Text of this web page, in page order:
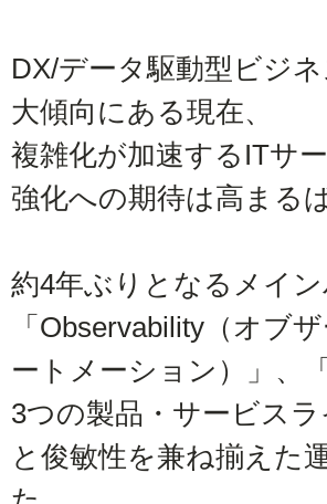
DX/データ駆動型ビジ
大傾向にある現在、
複雑化が加速するITサ
強化への期待は高まる
約4年ぶりとなるメイ
「Observability（オブ
ートメーション）」、
3つの製品・サービス
と俊敏性を兼ね揃えた